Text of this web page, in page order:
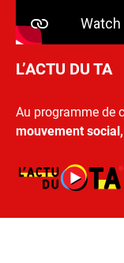
L’ACTU DU TA
Au programme de
mouvement